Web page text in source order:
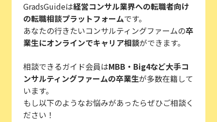
GradsGuideは経営コンサル業界への転職者向け
の転職相談プラットフォームです。
あなたの行きたいコンサルティングファームの卒
業生にオンラインでキャリア相談ができます。
相談できるガイド会員はMBB・Big4など大手コ
ンサルティングファームの卒業生が多数在籍して
います。
もし以下のようなお悩みがあったらぜひご相談く
ださい！